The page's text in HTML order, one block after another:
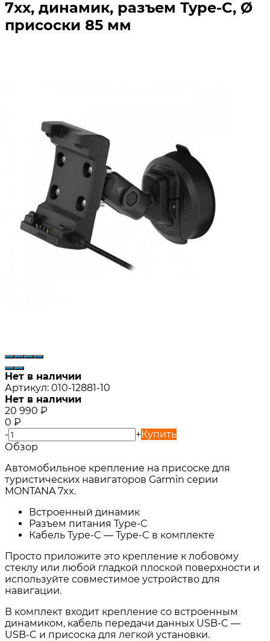
7xx, динамик, разъем Type-C, Ø
присоски 85 мм
Нет в наличии
Артикул: 010-12881-10
Нет в наличии
20 990 ₽
0 ₽
-
+Купить
Обзор
Автомобильное крепление на присоске для
туристических навигаторов Garmin серии
MONTANA 7xx.
Встроенный динамик
Разъем питания Type-C
Кабель Type-C — Type-C в комплекте
Просто приложите это крепление к лобовому
стеклу или любой гладкой плоской поверхности и
используйте совместимое устройство для
навигации.
В комплект входит крепление со встроенным
динамиком, кабель передачи данных USB-C —
USB-C и присоска для легкой установки.